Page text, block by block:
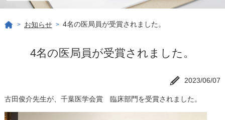
> お知らせ > 4名の医局員が受賞されました。
4名の医局員が受賞されました。
2023/06/07
古田俊介先生が、 千葉医学会賞 臨床部門を受賞されました。